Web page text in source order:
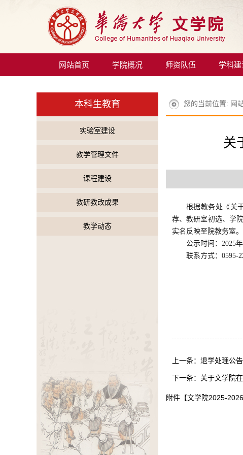
网站首页 学院概况 师资队伍 学科建
本科生教育
实验室建设
教学管理文件
课程建设
教研教改成果
教学动态
您的当前位置: 网
关
根据教务处《关
荐、教研室初选、学
实名反映至院教务室。
公示时间： 2025年
联系方式： 0595-
上一条： 退学处理公告
下一条： 关于文学院
附件【文学院2025-